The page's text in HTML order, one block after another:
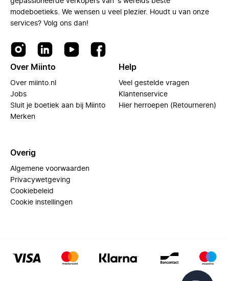
modeboetieks. We wensen u veel plezier. Houdt u van onze
services? Volg ons dan!
Over Miinto
Over miinto.nl
Jobs
Sluit je boetiek aan bij Miinto
Merken
Help
Veel gestelde vragen
Klantenservice
Hier herroepen (Retourneren)
Overig
Algemene voorwaarden
Privacywetgeving
Cookiebeleid
Cookie instellingen